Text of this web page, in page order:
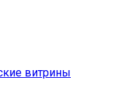
витрины